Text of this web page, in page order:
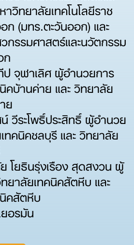
วิทยาลัยเทคโนโลยีราช
ก (มทร.ตะวันออก) และ
กรรมศาสตร์และนวัตกรรม
ป จุฬาเลิศ ผู้อำนวยการ
คบ้านค่าย และ วิทยาลัย
ย
วีระโพธิ์ประสิทธิ์ ผู้อำนวย
ทคนิคชลบุรี และ วิทยาลัย
โยธินรุ่งเรือง สุดสงวน ผู้
ยาลัยเทคนิคสัตหีบ และ
คสัตหีบ
อรมัน